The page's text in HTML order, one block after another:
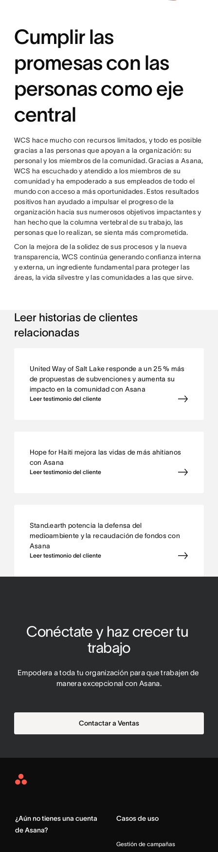
Cumplir las
promesas con las
personas como eje
central
WCS hace mucho con recursos limitados, y todo es posible
gracias a las personas que apoyan a la organización: su
personal y los miembros de la comunidad. Gracias a Asana,
WCS ha escuchado y atendido a los miembros de su
comunidad y ha empoderado a sus empleados de todo el
mundo con acceso a más oportunidades. Estos resultados
positivos han ayudado a impulsar el progreso de la
organización hacia sus numerosos objetivos impactantes y
han hecho que la columna vertebral de su trabajo, las
personas que lo realizan, se sienta más comprometida.
Con la mejora de la solidez de sus procesos y la nueva
transparencia, WCS continúa generando confianza interna
y externa, un ingrediente fundamental para proteger las
áreas, la vida silvestre y las comunidades a las que sirve.
Leer historias de clientes
relacionadas
United Way of Salt Lake responde a un 25 % más
de propuestas de subvenciones y aumenta su
impacto en la comunidad con Asana
Leer testimonio del cliente
Hope for Haiti mejora las vidas de más ahitianos
con Asana
Leer testimonio del cliente
Stand.earth potencia la defensa del
medioambiente y la recaudación de fondos con
Asana
Leer testimonio del cliente
Conéctate y haz crecer tu
trabajo
Empodera a toda tu organización para que trabajen de
manera excepcional con Asana.
Contactar a Ventas
Asana
¿Aún no tienes una cuenta
de Asana?
Casos de uso
Gestión de campañas